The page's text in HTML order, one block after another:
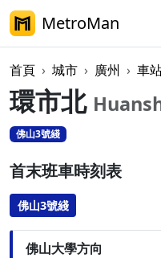
MetroMan
首頁 城市 廣州 車
環市北
佛山3號綫
首末班車時刻表
佛山3號綫
佛山大學方向